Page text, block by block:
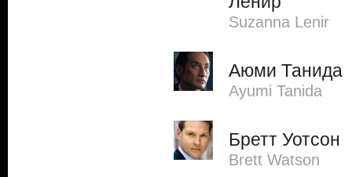
Suzanna Lenir
Аюми Танида
Ayumi Tanida
Бретт Уотсон
Brett Watson